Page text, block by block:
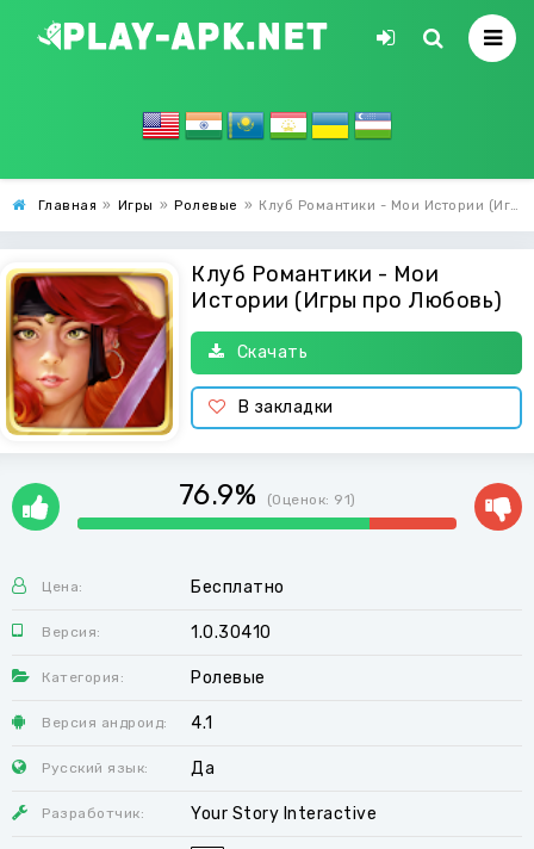
Главная » Игры » Ролевые » Клуб Романтики - Мои Истории (Игры про Любовь)
Клуб Романтики - Мои
Истории (Игры про Любовь)
Скачать
В закладки
76.9% (Оценок: 91)
Цена: Бесплатно
Версия: 1.0.30410
Категория: Ролевые
Версия андроид: 4.1
Русский язык: Да
Разработчик: Your Story Interactive